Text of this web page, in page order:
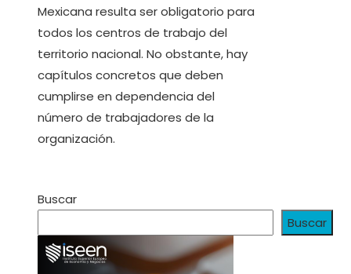
Mexicana resulta ser obligatorio para
todos los centros de trabajo del
territorio nacional. No obstante, hay
capítulos concretos que deben
cumplirse en dependencia del
número de trabajadores de la
organización.
Buscar
Buscar